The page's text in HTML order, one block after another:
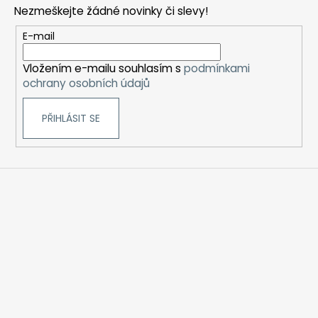
Nezmeškejte žádné novinky či slevy!
E-mail
Vložením e-mailu souhlasím s podmínkami
ochrany osobních údajů
PŘIHLÁSIT SE